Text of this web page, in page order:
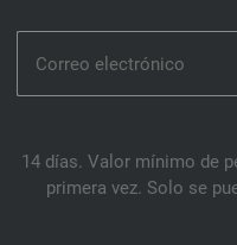
14 días. Valor mínimo de
primera vez. Solo se